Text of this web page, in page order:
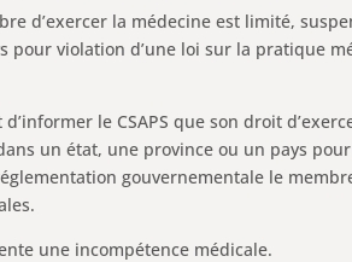
d’exercer la médecine est limité,
pour violation d’une loi sur la pratique
d’informer le CSAPS que son droit
un état, une province ou un pays
gouvernementale le
une incompétence médicale.